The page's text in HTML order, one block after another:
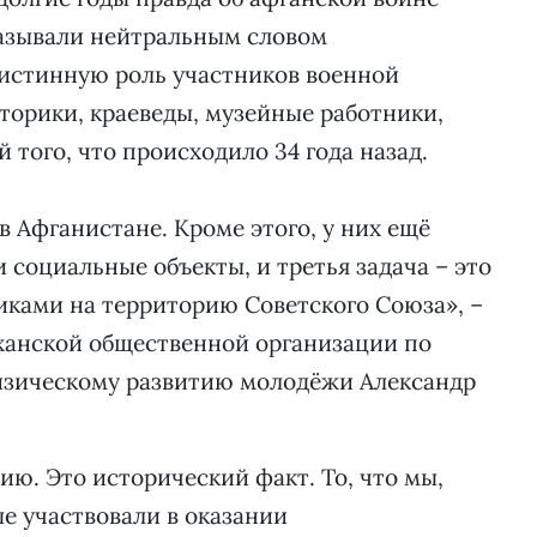
нейтральным словом
роль участников военной
краеведы, музейные работники,
что происходило 34 года назад.
Кроме этого, у них ещё
объекты, и третья задача – это
на территорию Советского Союза», –
общественной организации по
развитию молодёжи Александр
Это исторический факт. То, что мы,
участвовали в оказании